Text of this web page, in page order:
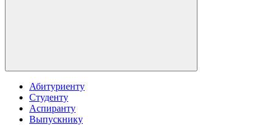
Абитуриенту
Студенту
Аспиранту
Выпускнику